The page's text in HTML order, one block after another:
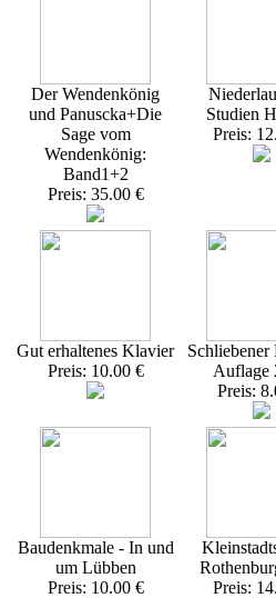
Der Wendenkönig
und Panuscka+Die
Sage vom
Wendenkönig:
Band1+2
Preis: 35.00 €
Studien
Preis:
Gut erhaltenes Klavier
Preis: 10.00 €
Schliebener
Auflage
Preis:
Baudenkmale - In und
um Lübben
Preis: 10.00 €
Preis: